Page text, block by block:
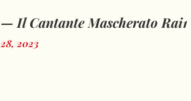
— Il Cantante Mascherato
28, 2023